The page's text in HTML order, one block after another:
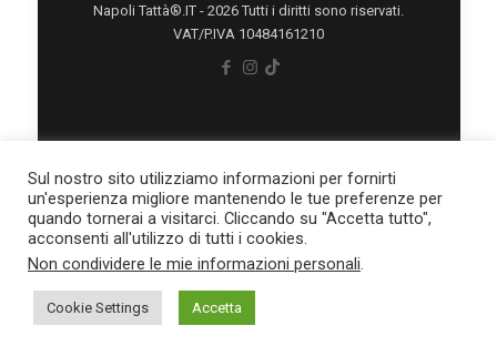
Napoli Tattà®.IT - 2026 Tutti i diritti sono riservati.
VAT/P.IVA 10484161210
Sul nostro sito utilizziamo informazioni per fornirti
un'esperienza migliore mantenendo le tue preferenze per
quando tornerai a visitarci. Cliccando su "Accetta tutto",
acconsenti all'utilizzo di tutti i cookies.
Non condividere le mie informazioni personali.
Cookie Settings Accetta
situs scam